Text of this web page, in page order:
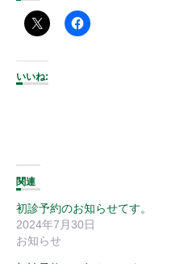
いいね:
関連
初診予約のお知らせてす。
2024年7月30日
お知らせ